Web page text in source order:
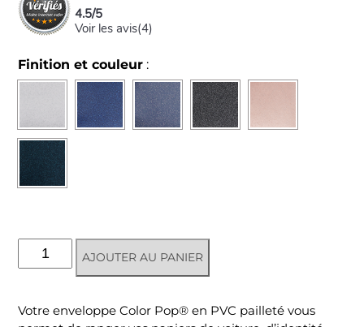
Votre enveloppe Color Pop® en PVC pailleté vous
4.5/5
Voir les avis(4)
Finition et couleur :
quantité
de
enveloppe
S
AJOUTER AU PANIER